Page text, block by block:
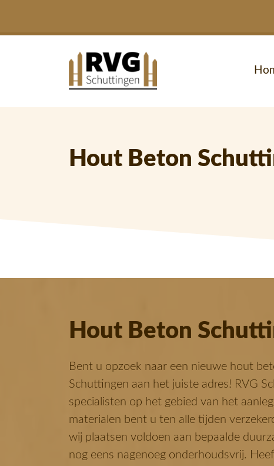
Hout Beton
Hout Beton
Bent u opzoek naar een nieuwe hout
Schuttingen aan het juiste adres! RVG
specialisten op het gebied van het
materialen bent u ten alle tijden
wij plaatsen voldoen aan bepaalde
nog eens nagenoeg onderhoudsvrij.